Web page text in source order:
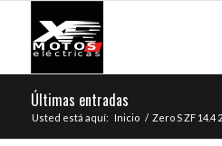
Últimas entradas
Usted está aquí: Inicio / Zero S ZF